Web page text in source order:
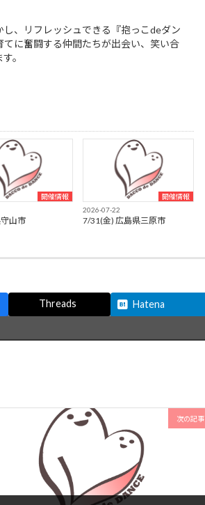
、リフレッシュできる『抱っこdeダン
に奮闘する仲間たちが出会い、笑い合
。
開催情報
山市
開催情報
2026-07-22
7/31(金) 広島県三原市
Threads Hatena
次の記事